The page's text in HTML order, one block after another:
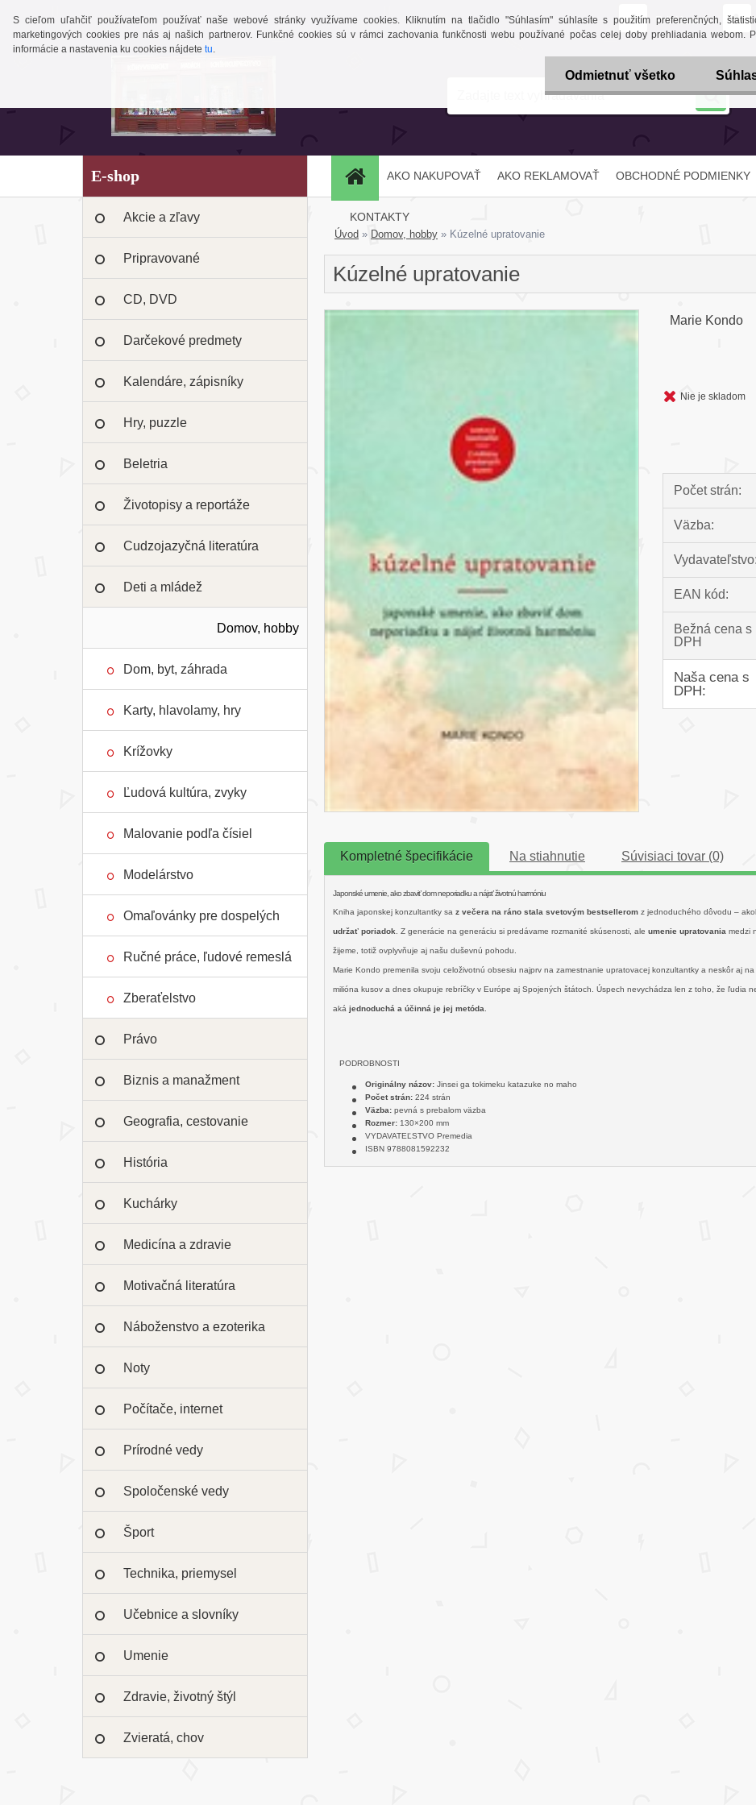
S cieľom uľahčiť používateľom používať naše webové stránky využívame cookies. Kliknutím na tlačidlo "Súhlasím" súhlasíte s použitím preferenčných,
marketingových cookies pre nás aj našich partnerov. Funkčné cookies sú v rámci zachovania funkčnosti webu používané počas celej doby prehliadania webom.
informácie a nastavenia ku cookies nájdete tu.
Odmietnuť všetko
Prihlásenie
AKO NAKUPOVAŤ AKO REKLAMOVAŤ OBCHODNÉ PODMIENKY
KONTAKTY
E-shop
Akcie a zľavy
Pripravované
CD, DVD
Darčekové predmety
Kalendáre, zápisníky
Hry, puzzle
Beletria
Životopisy a reportáže
Cudzojazyčná literatúra
Deti a mládež
Domov, hobby
Dom, byt, záhrada
Karty, hlavolamy, hry
Krížovky
Ľudová kultúra, zvyky
Malovanie podľa čísiel
Modelárstvo
Omaľovánky pre dospelých
Ručné práce, ľudové remeslá
Zberaťelstvo
Právo
Biznis a manažment
Geografia, cestovanie
História
Kuchárky
Medicína a zdravie
Motivačná literatúra
Náboženstvo a ezoterika
Noty
Počítače, internet
Prírodné vedy
Spoločenské vedy
Šport
Technika, priemysel
Učebnice a slovníky
Umenie
Zdravie, životný štýl
Zvieratá, chov
Úvod » Domov, hobby » Kúzelné upratovanie
Kúzelné upratovanie
Marie Kondo
Nie je skladom
Počet strán:
Väzba:
Vydavateľstvo:
EAN kód:
Bežná cena s
DPH
Naša cena s
DPH:
Kompletné špecifikácie Na stiahnutie Súvisiaci tovar (0)
Japonské umenie, ako zbaviť dom neporiadku a nájsť životnú harmóniu
Kniha japonskej konzultantky sa z večera na ráno stala svetovým bestsellerom z jednoduchého dôvodu –
udržať poriadok . Z generácie na generáciu si predávame rozmanité skúsenosti, ale umenie upratovania medzi
žijeme, totiž ovplyvňuje aj našu duševnú pohodu.
Marie Kondo premenila svoju celoživotnú obsesiu najprv na zamestnanie upratovacej konzultantky a neskôr aj na
milióna kusov a dnes okupuje rebríčky v Európe aj Spojených štátoch. Úspech nevychádza len z toho, že ľudia
aká jednoduchá a účinná je jej metóda
PODROBNOSTI
Originálny názov: Jinsei ga tokimeku katazuke no maho
Počet strán: 224 strán
Väzba: pevná s prebalom väzba
Rozmer: 130×200 mm
VYDAVATEĽSTVO Premedia
ISBN 9788081592232